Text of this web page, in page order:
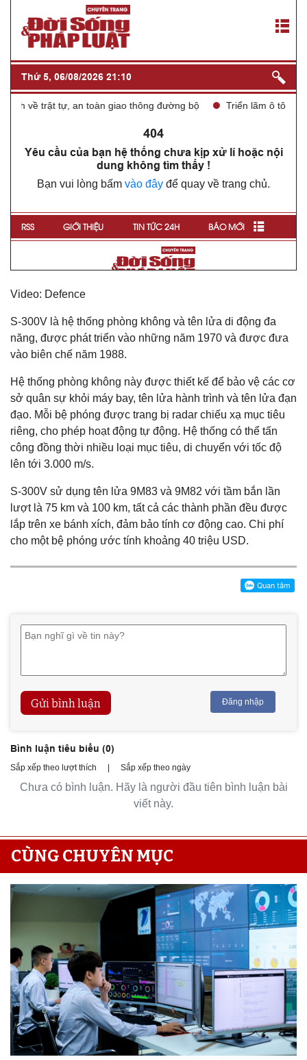
Video: Defence
S-300V là hệ thống phòng không và tên lửa di động đa
năng, được phát triển vào những năm 1970 và được đưa
vào biên chế năm 1988.
Hệ thống phòng không này được thiết kế để bảo vệ các cơ
sở quân sự khỏi máy bay, tên lửa hành trình và tên lửa đạn
đạo. Mỗi bệ phóng được trang bị radar chiếu xạ mục tiêu
riêng, cho phép hoạt động tự động. Hệ thống có thể tấn
công đồng thời nhiều loại mục tiêu, di chuyển với tốc độ
lên tới 3.000 m/s.
S-300V sử dụng tên lửa 9M83 và 9M82 với tầm bắn lần
lượt là 75 km và 100 km, tất cả các thành phần đều được
lắp trên xe bánh xích, đảm bảo tính cơ động cao. Chi phí
cho một bệ phóng ước tính khoảng 40 triệu USD.
Gửi bình luận Đăng nhập
Bình luận tiêu biểu (0)
Sắp xếp theo lượt thích Sắp xếp theo ngày
Chưa có bình luận. Hãy là người đầu tiên bình luận bài
viết này.
CÙNG CHUYÊN MỤC